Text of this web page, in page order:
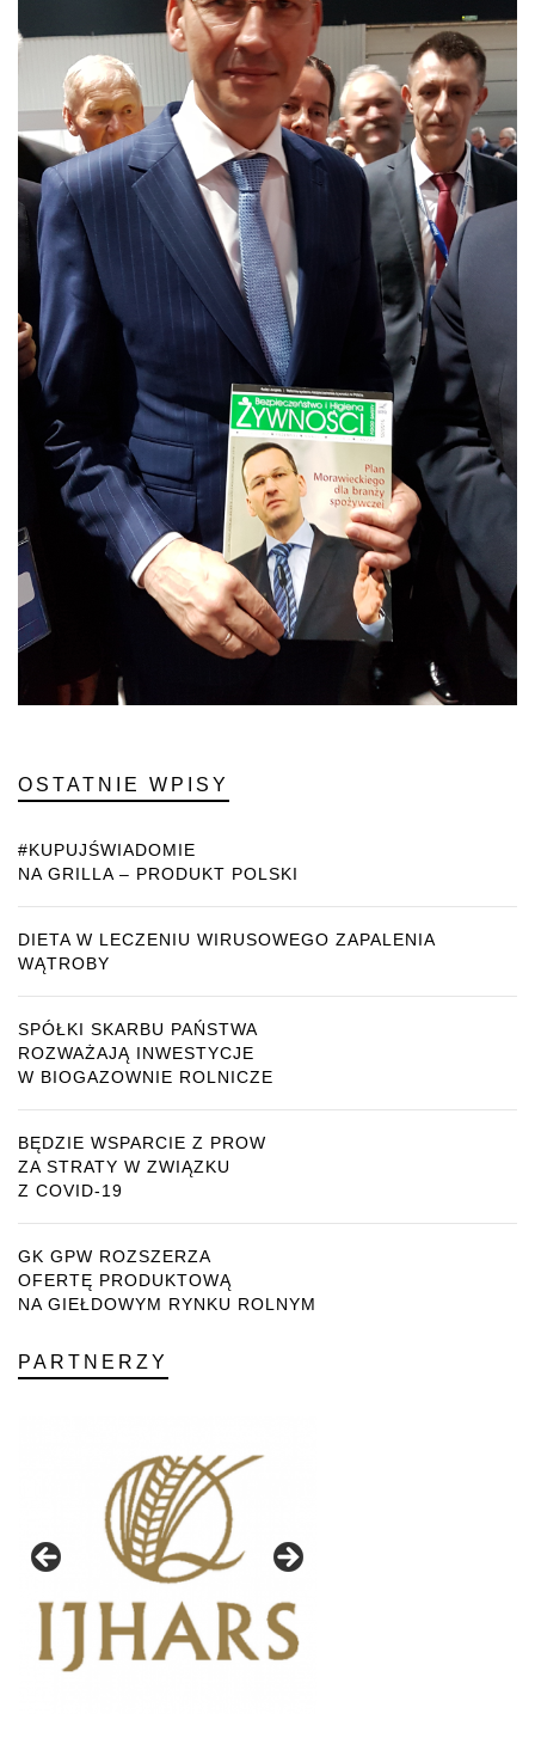
OSTATNIE WPISY
#KUPUJŚWIADOMIE
NA GRILLA – PRODUKT POLSKI
DIETA W LECZENIU WIRUSOWEGO ZAPALENIA
WĄTROBY
SPÓŁKI SKARBU PAŃSTWA
ROZWAŻAJĄ INWESTYCJE
W BIOGAZOWNIE ROLNICZE
BĘDZIE WSPARCIE Z PROW
ZA STRATY W ZWIĄZKU
Z COVID-19
GK GPW ROZSZERZA
OFERTĘ PRODUKTOWĄ
NA GIEŁDOWYM RYNKU ROLNYM
PARTNERZY